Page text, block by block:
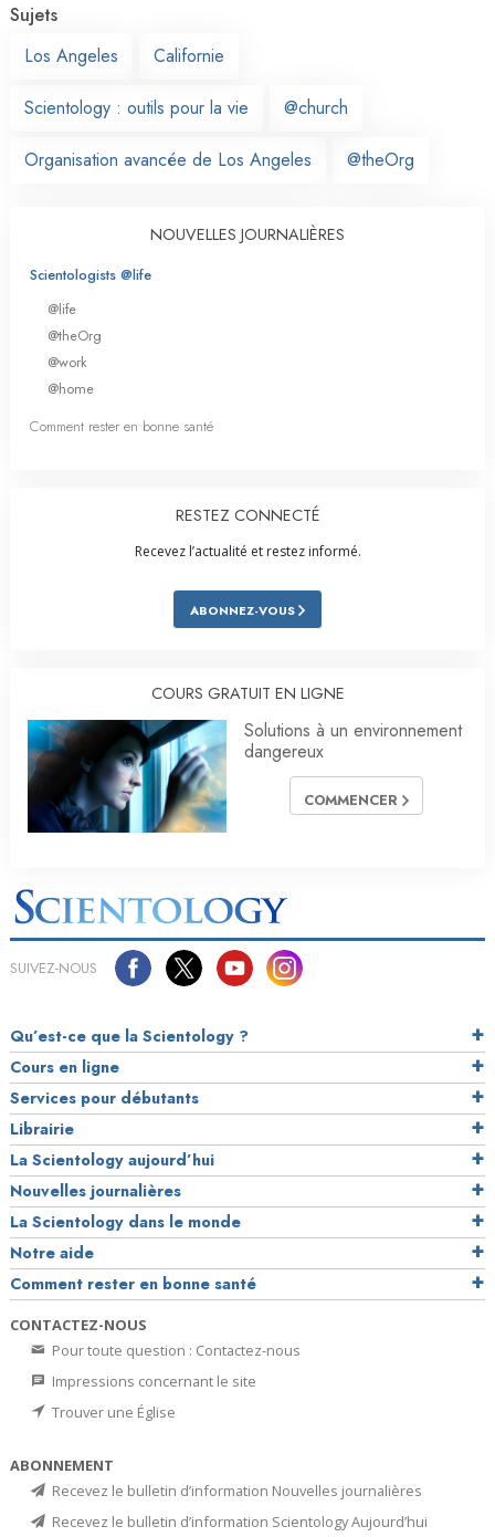
Sujets
Los Angeles
Californie
Scientology : outils pour la vie @church
Organisation avancée de Los Angeles @theOrg
NOUVELLES JOURNALIÈRES
Scientologists @life
@life
@theOrg
@work
@home
Comment rester en bonne santé
RESTEZ CONNECTÉ
Recevez l’actualité et restez informé.
ABONNEZ-VOUS
COURS GRATUIT EN LIGNE
Solutions à un environnement
dangereux
COMMENCER
SUIVEZ-NOUS
Qu’est-ce que la Scientology ?
Cours en ligne
Services pour débutants
Librairie
La Scientology aujourd’hui
Nouvelles journalières
La Scientology dans le monde
Notre aide
Comment rester en bonne santé
CONTACTEZ-NOUS
Pour toute question : Contactez-nous
Impressions concernant le site
Trouver une Église
ABONNEMENT
Recevez le bulletin d’information Nouvelles journalières
Recevez le bulletin d’information Scientology Aujourd’hui